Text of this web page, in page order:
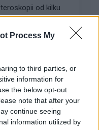
Process My
to third parties, or
information for
the below opt-out
note that after your
continue seeing
information utilized by
od kilku
hormonalne
Tak się składa, że
miesiączka. Czy
dla rodziny i